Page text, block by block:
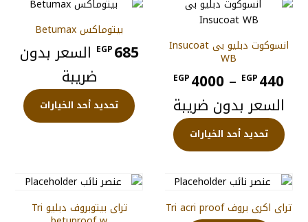
انسوكوت دبليو بى Insucoat
WB
EGP440
–
EGP4000
نطاق
السعر:
من
⁦EGP4000⁩
السعر بدون ضريبة
تحديد أحد الخيارات
العديد
الأشكال
المختلفة
لهذا
بيتوماكس Betumax
EGP685
السعر بدون
ضريبة
تحديد أحد الخيارات
هناك
تراى اكرى بروف Tri acri proof تراى بيتوبروف دبليو Tri